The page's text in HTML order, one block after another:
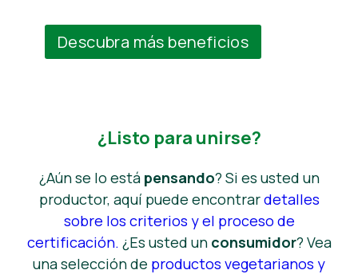
Descubra más beneficios
¿Listo para unirse?
¿Aún se lo está pensando? Si es usted un
productor, aquí puede encontrardetalles
sobre los criterios y el proceso de
certificación. ¿Es usted un consumidor? Vea
una selección de productos vegetarianos y